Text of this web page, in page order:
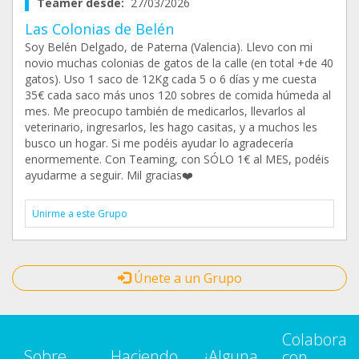
Las Colonias de Belén
Soy Belén Delgado, de Paterna (Valencia). Llevo con mi
novio muchas colonias de gatos de la calle (en total +de 40
gatos). Uso 1 saco de 12Kg cada 5 o 6 días y me cuesta
35€ cada saco más unos 120 sobres de comida húmeda al
mes. Me preocupo también de medicarlos, llevarlos al
veterinario, ingresarlos, les hago casitas, y a muchos les
busco un hogar. Si me podéis ayudar lo agradecería
enormemente. Con Teaming, con SÓLO 1€ al MES, podéis
ayudarme a seguir. Mil gracias❤️
Unirme a este Grupo
Únete a un Grupo
Colabora